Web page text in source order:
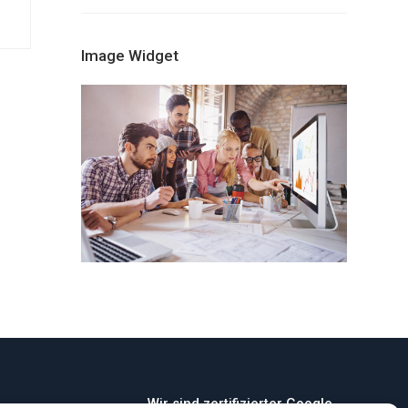
Image Widget
Wir sind zertifizierter Google